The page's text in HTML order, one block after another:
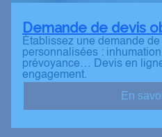
Demande de devis
Établissez une demande
personnalisées :
prévoyance… Devis en
engagement.
En